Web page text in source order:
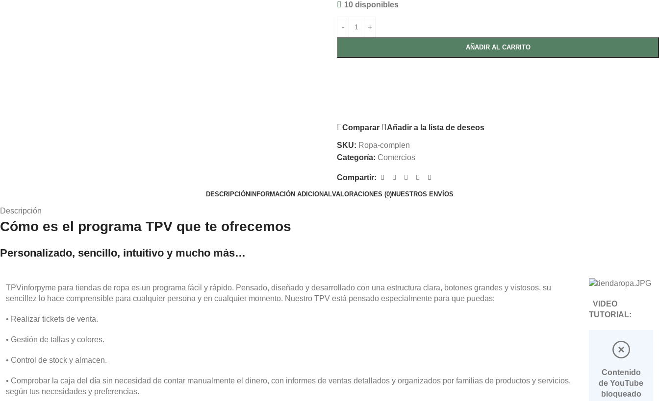
10 disponibles
AÑADIR AL CARRITO
Comparar Añadir a la lista de deseos
SKU: Ropa-complen
Categoría: Comercios
Compartir:
DESCRIPCIÓN INFORMACIÓN ADICIONALVALORACIONES (0)NUESTROS ENVÍOS
Descripción
Cómo es el programa TPV que te ofrecemos
Personalizado, sencillo, intuitivo y mucho más…
TPVinforpyme para tiendas de ropa es un programa fácil y rápido. Pensado, diseñado y desarrollado con una estructura clara, botones grandes y vistosos, su
sencillez lo hace comprensible para cualquier persona y en cualquier momento. Nuestro TPV está pensado especialmente para que puedas:
• Realizar tickets de venta.
• Gestión de tallas y colores.
• Control de stock y almacen.
• Comprobar la caja del día sin necesidad de contar manualmente el dinero, con informes de ventas detallados y organizados por familias de productos y servicios,
según tus necesidades y preferencias.
VIDEO
TUTORIAL:
Contenido
de YouTube
bloqueado